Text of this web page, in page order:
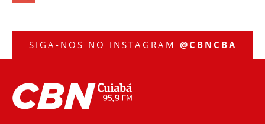
SIGA-NOS NO INSTAGRAM @CBNCBA